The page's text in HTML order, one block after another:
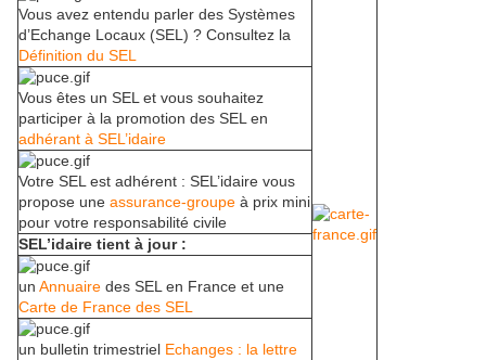
Vous avez entendu parler des Systèmes
d’Echange Locaux (SEL) ? Consultez la
Définition du SEL
Vous êtes un SEL et vous souhaitez
participer à la promotion des SEL en
adhérant à SEL’idaire
Votre SEL est adhérent : SEL’idaire vous
propose une assurance-groupe à prix mini
pour votre responsabilité civile
SEL’idaire tient à jour :
un Annuaire des SEL en France et une
Carte de France des SEL
un bulletin trimestriel Echanges : la lettre